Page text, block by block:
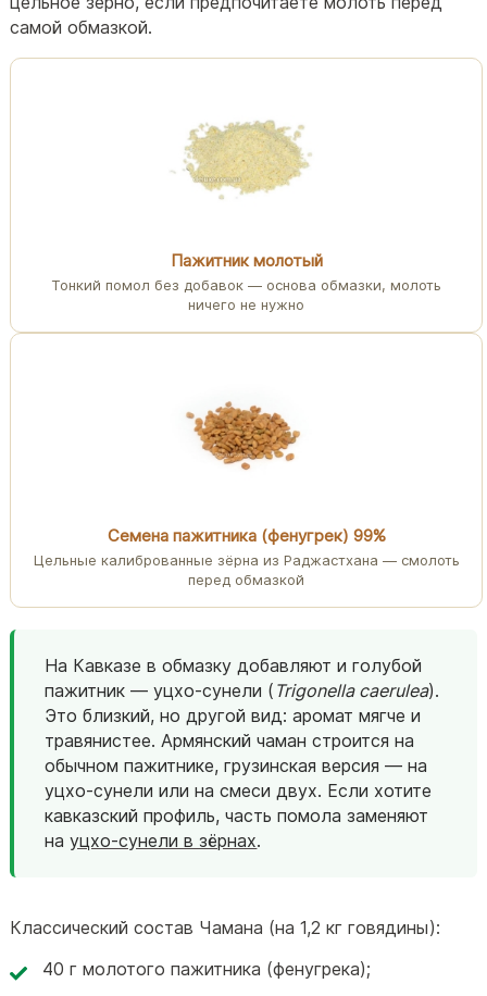
самой обмазкой.
Пажитник молотый
Тонкий помол без добавок — основа обмазки, молоть
ничего не нужно
Семена пажитника (фенугрек) 99%
Цельные калиброванные зёрна из Раджастхана — смолоть
перед обмазкой
На Кавказе в обмазку добавляют и голубой
пажитник — уцхо-сунели ( Trigonella caerulea).
Это близкий, но другой вид: аромат мягче и
травянистее. Армянский чаман строится на
обычном пажитнике, грузинская версия — на
уцхо-сунели или на смеси двух. Если хотите
кавказский профиль, часть помола заменяют
науцхо-сунели в зёрнах.
Классический состав Чамана (на 1,2 кг говядины):
40 г молотого пажитника (фенугрека);